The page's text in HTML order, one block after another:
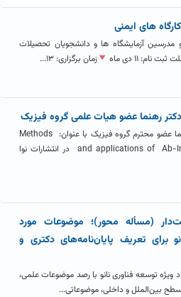
های ایمنی
مدرسین آزمایشگاه ها و دانشجویان تحصیلات
نام: ۱۱ دی ماه زمان برگزاری: ۱۳...
رهنما عضو هیات علمی گروه فیزیک
کتاب آقای دکتر رهنما عضو محترم گروه فیزیک با عنوان: Methods
and applications of Ab-Initio calculations در انتشارات نوا
(مسأله محور)؛ موضوعات مورد
برای تعریف پایان‌نامه‌های دکتری و
توسعه فناوری نانو با رصد موضوعات علمی،
سطح بین‌الملل و داخلی، موضوعاتی...